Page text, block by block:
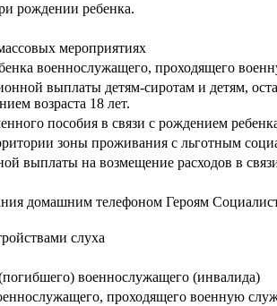
рождении ребенка.
мероприятиях
военнослужащего, проходящего
выплаты детям-сиротам и детям,
возраста 18 лет.
пособия в связи с рождением
зоны проживания с льготным
выплаты на возмещение расходов в
домашним телефоном Героям
слуха
военнослужащего (инвалида)
проходящего военную